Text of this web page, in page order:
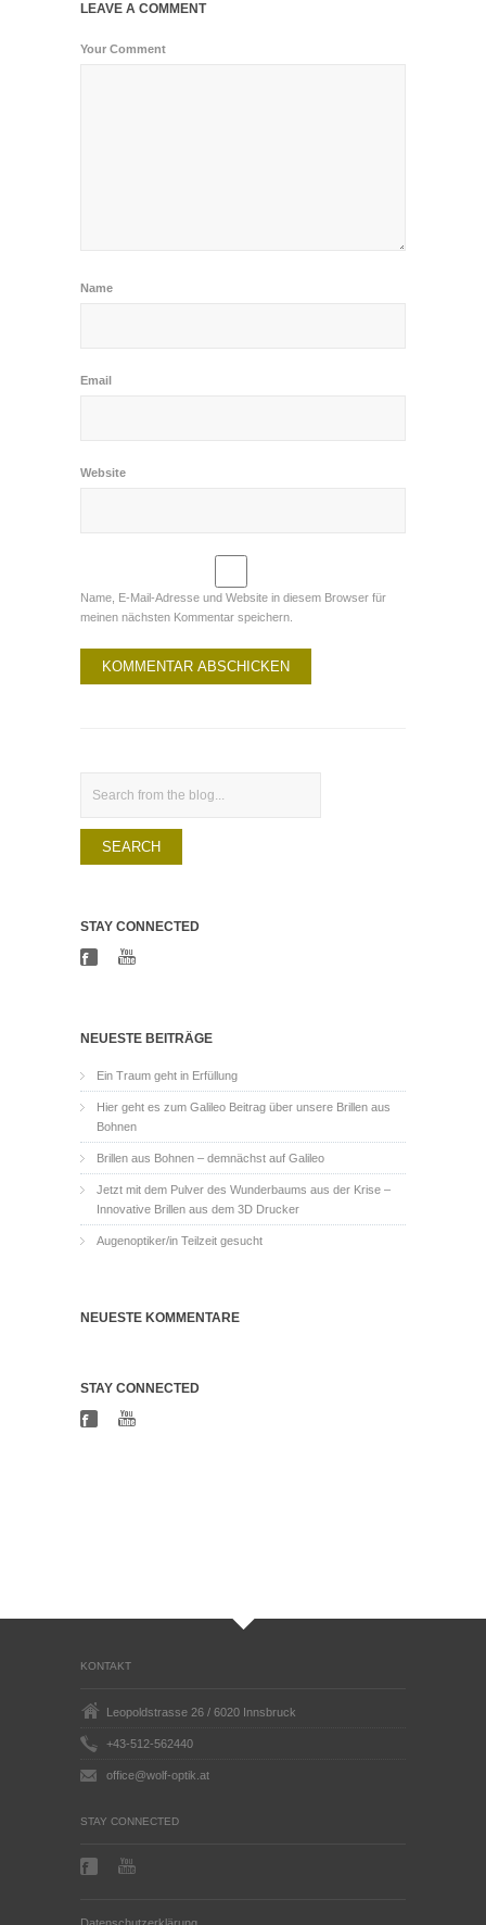
LEAVE A COMMENT
Your Comment
Name
Email
Website
Name, E-Mail-Adresse und Website in diesem Browser für
meinen nächsten Kommentar speichern.
STAY CONNECTED
NEUESTE BEITRÄGE
Ein Traum geht in Erfüllung
Hier geht es zum Galileo Beitrag über unsere Brillen aus
Bohnen
Brillen aus Bohnen – demnächst auf Galileo
Jetzt mit dem Pulver des Wunderbaums aus der Krise –
Innovative Brillen aus dem 3D Drucker
Augenoptiker/in Teilzeit gesucht
NEUESTE KOMMENTARE
STAY CONNECTED
KONTAKT
Leopoldstrasse 26 / 6020 Innsbruck
+43-512-562440
office@wolf-optik.at
STAY CONNECTED